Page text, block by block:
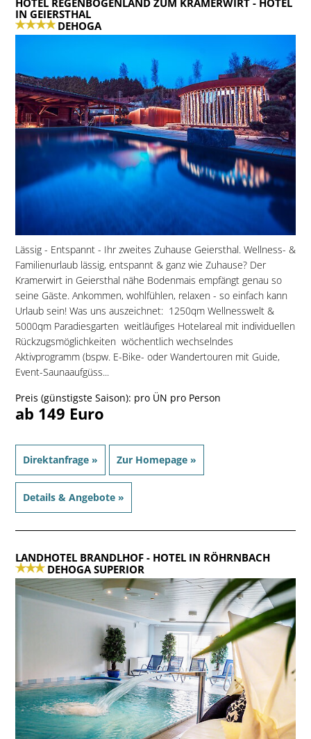
IN GEIERSTHAL
DEHOGA
Lässig - Entspannt - Ihr zweites Zuhause Geiersthal. Wellness- &
Familienurlaub lässig, entspannt & ganz wie Zuhause? Der
Kramerwirt in Geiersthal nähe Bodenmais empfängt genau so
seine Gäste. Ankommen, wohlfühlen, relaxen - so einfach kann
Urlaub sein! Was uns auszeichnet:  1250qm Wellnesswelt &
5000qm Paradiesgarten  weitläufiges Hotelareal mit individuellen
Rückzugsmöglichkeiten  wöchentlich wechselndes
Aktivprogramm (bspw. E-Bike- oder Wandertouren mit Guide,
Event-Saunaaufgüss...
Preis (günstigste Saison): pro ÜN pro Person
ab 149 Euro
Direktanfrage » Zur Homepage »
Details & Angebote »
LANDHOTEL BRANDLHOF- HOTEL IN RÖHRNBACH
DEHOGA SUPERIOR